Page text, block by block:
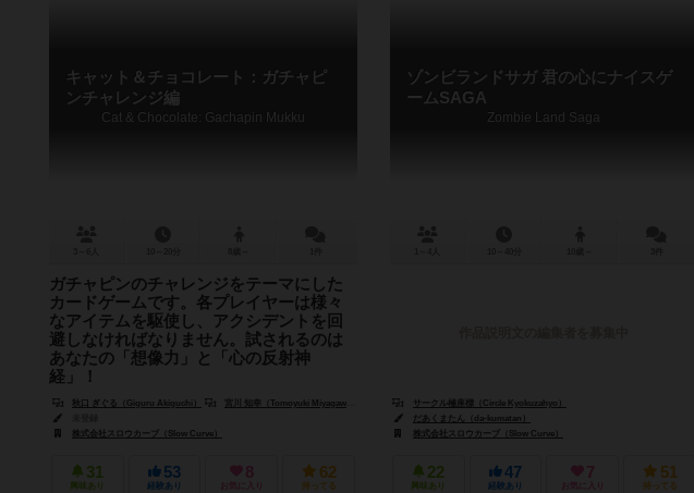
キャット＆チョコレート：ガチャピ
ンチャレンジ編
Cat & Chocolate: Gachapin Mukku
ガチャピンのチャレンジをテーマにした
カードゲームです。各プレイヤーは様々
なアイテムを駆使し、アクシデントを回
避しなければなりません。試されるのは
あなたの「想像力」と「心の反射神
経」！
「キャット＆チョコレート ～ガチャピンチャレンジ
編～」はガチャピンのチャレンジをテーマにしたカ
ードゲームです。各プレイヤーは様々なアイテムを
秋口 ぎぐる（Giguru Akiguchi）
宮川 知幸（Tomoyuki Miyagawa）
株式会社スロウカーブ（Slow Curve）
31
興味あり
53
経験あり
8
お気に入り
62
持ってる
ゾンビランドサガ 君の心にナイスゲ
ームSAGA
Zombie Land Saga
サークル極座標（Circle Kyokuzahyo）
だあくまたん（da-kumatan）
株式会社スロウカーブ（Slow Curve）
22
興味あり
47
経験あり
7
お気に入り
51
持ってる